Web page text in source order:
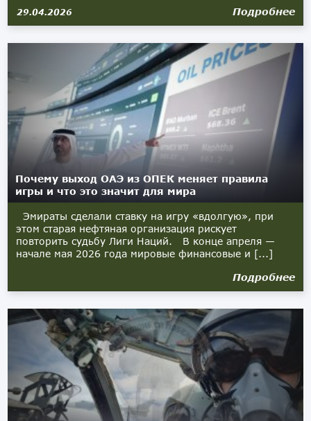
29.04.2026 Подробнее
Почему выход ОАЭ из ОПЕК меняет правила
игры и что это значит для мира
Эмираты сделали ставку на игру «вдолгую», при
этом старая нефтяная организация рискует
повторить судьбу Лиги Наций. В конце апреля —
начале мая 2026 года мировые финансовые и [...]
Подробнее